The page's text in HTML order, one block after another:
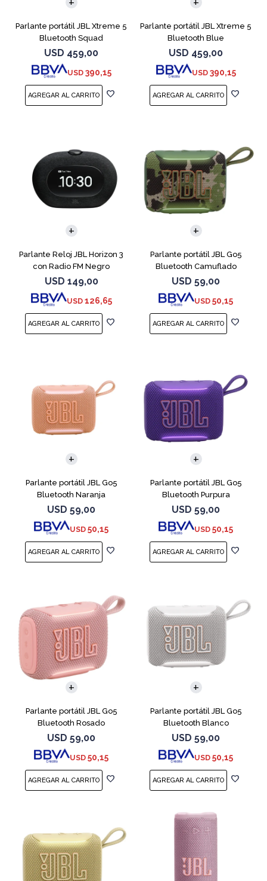
Parlante portátil JBL Xtreme 5
Bluetooth Squad
USD 459,00
USD 390,15
Parlante portátil JBL Xtreme 5
Bluetooth Blue
USD 459,00
USD 390,15
Parlante Reloj JBL Horizon 3
con Radio FM Negro
USD 149,00
USD 126,65
Parlante portátil JBL Go5
Bluetooth Camuflado
USD 59,00
USD 50,15
Parlante portátil JBL Go5
Bluetooth Naranja
USD 59,00
USD 50,15
Parlante portátil JBL Go5
Bluetooth Purpura
USD 59,00
USD 50,15
Parlante portátil JBL Go5
Bluetooth Rosado
USD 59,00
USD 50,15
Parlante portátil JBL Go5
Bluetooth Blanco
USD 59,00
USD 50,15